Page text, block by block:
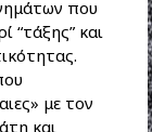
που
“τάξης” και
με τον
και